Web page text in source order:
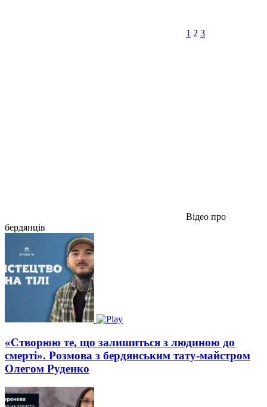
1 2 3
Відео про
бердянців
«Створюю те, що залишиться з людиною до
смерті». Розмова з бердянським тату-майстром
Олегом Руденко